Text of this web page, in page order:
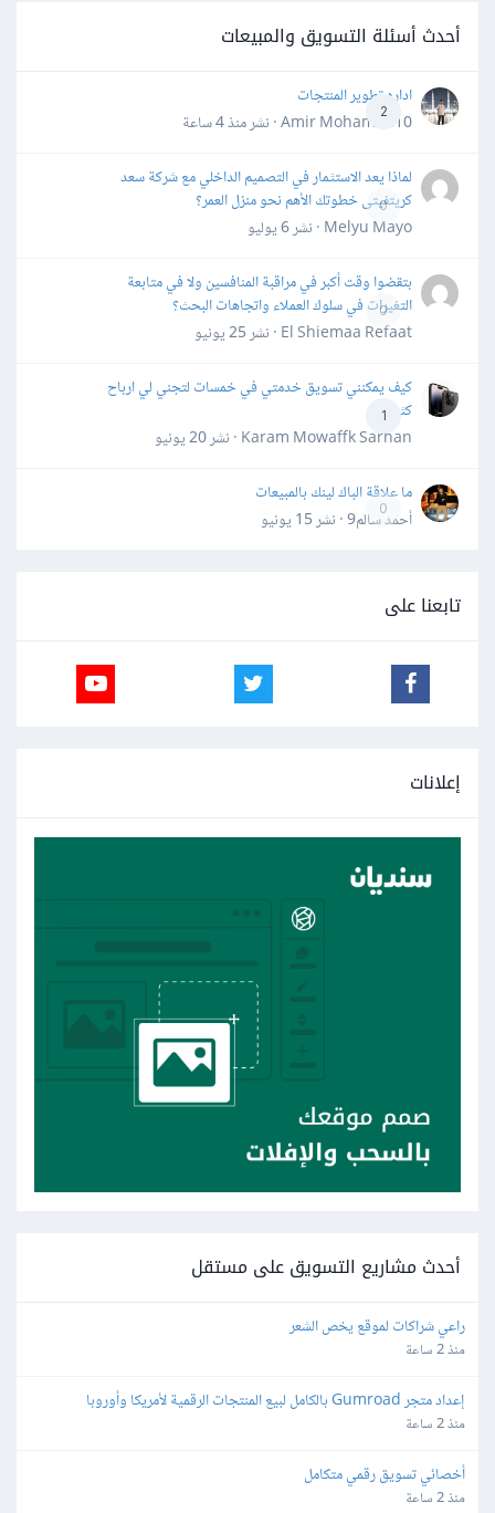
أحدث أسئلة التسويق والمبيعات
2
اداره تطوير المنتجات
Amir Mohamed10 · نشر
منذ 4 ساعة
0
لماذا يعد الاستثمار في التصميم الداخلي مع شركة سعد
كريتفيتى خطوتك الأهم نحو منزل العمر؟
Melyu Mayo · نشر
6 يوليو
0
بتقضوا وقت أكبر في مراقبة المنافسين ولا في متابعة
التغيرات في سلوك العملاء واتجاهات البحث؟
El Shiemaa Refaat · نشر
25 يونيو
1
كيف يمكنني تسويق خدمتي في خمسات لتجني لي ارباح
كثيرة
Karam Mowaffk Sarhan · نشر
20 يونيو
0
ما علاقة الباك لينك بالمبيعات
أحمد سالم9 · نشر
15 يونيو
تابعنا على
إعلانات
أحدث مشاريع التسويق على مستقل
راعي شراكات لموقع يخص الشعر
منذ 2 ساعة
إعداد متجر Gumroad بالكامل لبيع المنتجات الرقمية لأمريكا وأوروبا
منذ 2 ساعة
أخصائي تسويق رقمي متكامل
منذ 2 ساعة